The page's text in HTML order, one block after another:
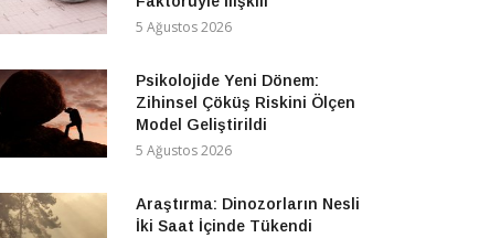
5 Ağustos 2026
Psikolojide Yeni Dönem:
Zihinsel Çöküş Riskini Ölçen
Model Geliştirildi
5 Ağustos 2026
Araştırma: Dinozorların Nesli
İki Saat İçinde Tükendi